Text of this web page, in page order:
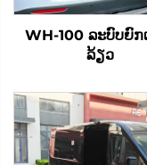
WH-100 ລະບົບຍົກ
ລ້ຽວ